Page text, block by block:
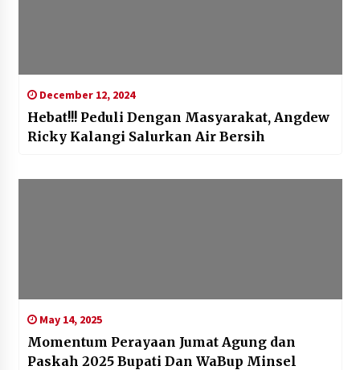
December 12, 2024
Hebat!!! Peduli Dengan Masyarakat, Angdew
Ricky Kalangi Salurkan Air Bersih
May 14, 2025
Momentum Perayaan Jumat Agung dan
Paskah 2025 Bupati Dan WaBup Minsel